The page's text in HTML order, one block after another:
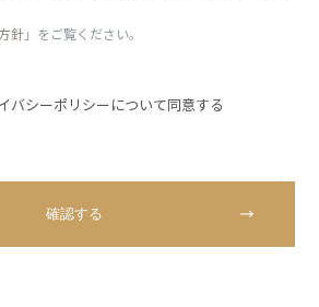
針」をご覧ください。
バシーポリシーについて同意する